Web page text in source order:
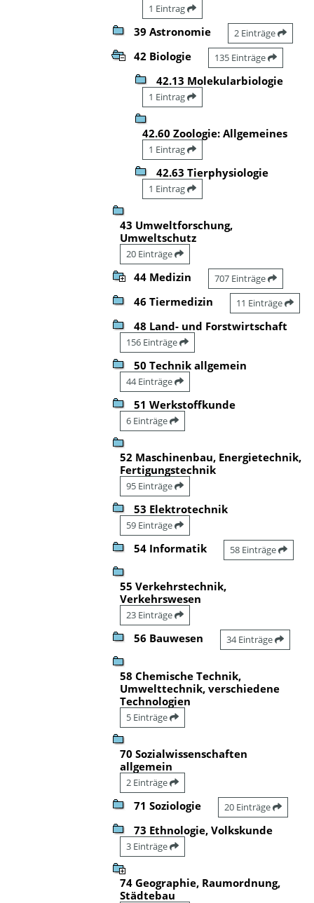
1 Eintrag
39 Astronomie 2 Einträge
42 Biologie 135 Einträge
42.13 Molekularbiologie
1 Eintrag
42.60 Zoologie: Allgemeines
1 Eintrag
42.63 Tierphysiologie
1 Eintrag
43 Umweltforschung,
Umweltschutz
20 Einträge
44 Medizin 707 Einträge
46 Tiermedizin 11 Einträge
48 Land- und Forstwirtschaft
156 Einträge
50 Technik allgemein
44 Einträge
51 Werkstoffkunde
6 Einträge
52 Maschinenbau, Energietechnik,
Fertigungstechnik
95 Einträge
53 Elektrotechnik
59 Einträge
54 Informatik 58 Einträge
55 Verkehrstechnik,
Verkehrswesen
23 Einträge
56 Bauwesen 34 Einträge
58 Chemische Technik,
Umwelttechnik, verschiedene
Technologien
5 Einträge
70 Sozialwissenschaften
allgemein
2 Einträge
71 Soziologie 20 Einträge
73 Ethnologie, Volkskunde
3 Einträge
74 Geographie, Raumordnung,
Städtebau